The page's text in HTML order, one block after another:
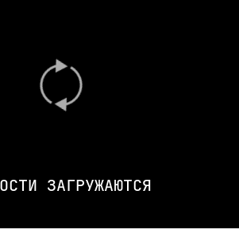
ЗАГРУЖАЮТСЯ